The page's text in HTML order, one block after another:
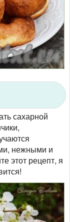
сахарной
нежными и
этот рецепт, я